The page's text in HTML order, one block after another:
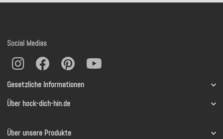
Gesetzliche Informationen
Über hock-dich-hin.de
Über unsere Produkte
Social Medias